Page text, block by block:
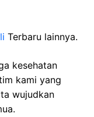
Terbaru lainnya.
kesehatan
kami yang
wujudkan